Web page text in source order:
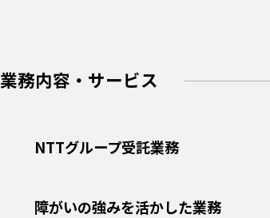
業務内容・サービス
NTTグループ受託業務
障がいの強みを活かした業務